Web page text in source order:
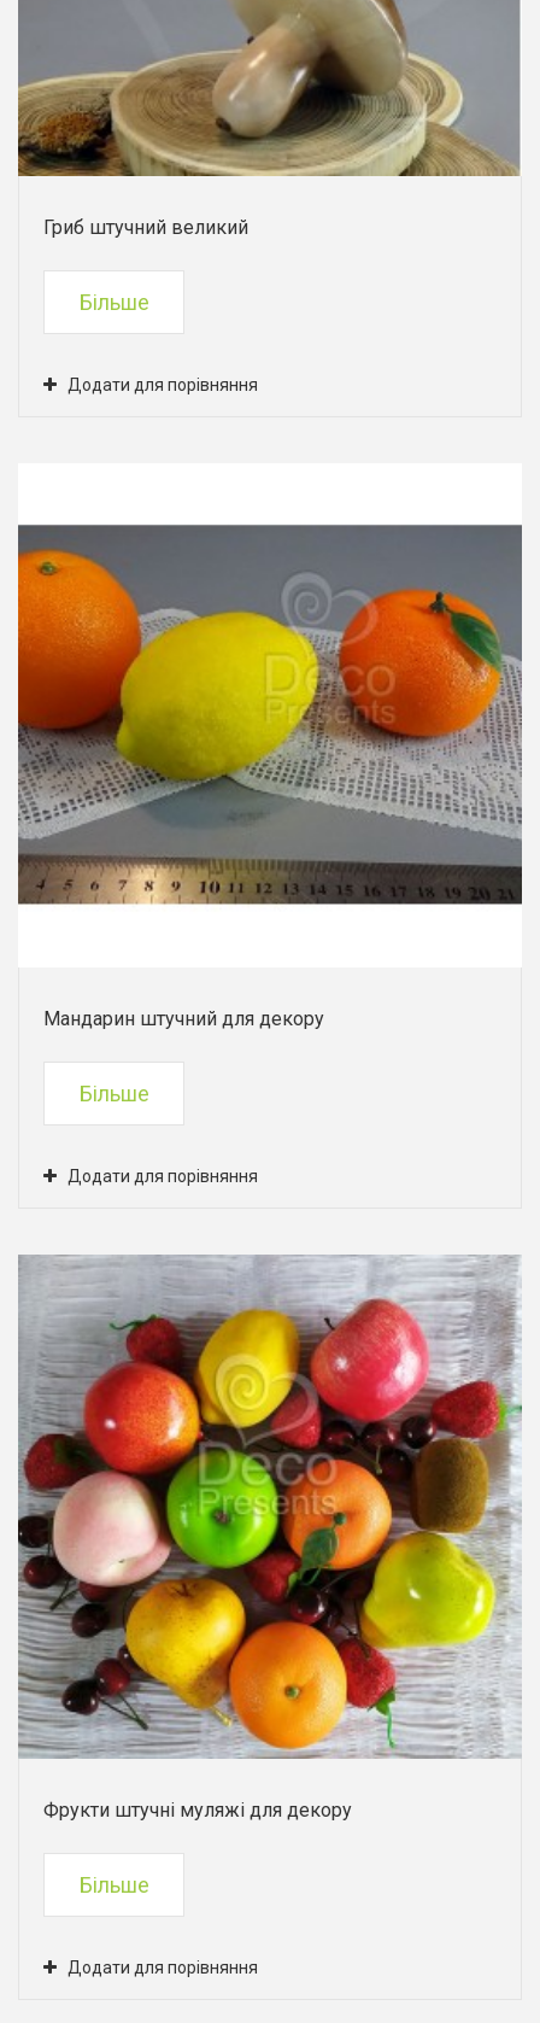
Гриб штучний великий
Більше
Додати для порівняння
Мандарин штучний для декору
Більше
Додати для порівняння
Фрукти штучні муляжі для декору
Більше
Додати для порівняння